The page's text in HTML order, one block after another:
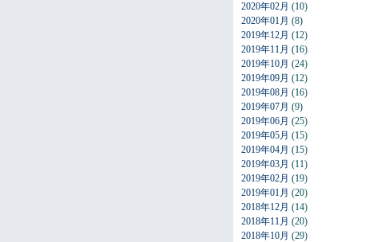
2020年02月 (10)
2020年01月 (8)
2019年12月 (12)
2019年11月 (16)
2019年10月 (24)
2019年09月 (12)
2019年08月 (16)
2019年07月 (9)
2019年06月 (25)
2019年05月 (15)
2019年04月 (15)
2019年03月 (11)
2019年02月 (19)
2019年01月 (20)
2018年12月 (14)
2018年11月 (20)
2018年10月 (29)